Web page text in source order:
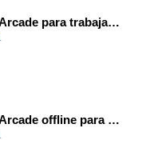
Instala MakeCode Arcade para trabajar offline en tu tablet, ordenador, Chromebook
Instala MakeCode Arcade offline para programar grandes juegos sin necesidad de Internet